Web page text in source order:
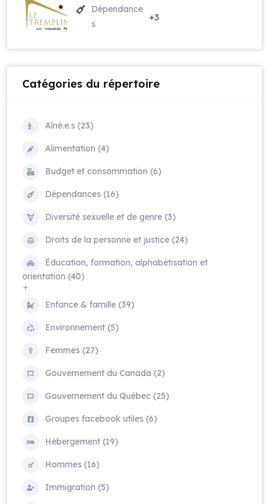
Dépendance
s
+3
Catégories du répertoire
Aîné.e.s (23)
Alimentation (4)
Budget et consommation (6)
Dépendances (16)
Diversité sexuelle et de genre (3)
Droits de la personne et justice (24)
Éducation, formation, alphabétisation et
orientation (40)
Enfance & famille (39)
Environnement (5)
Femmes (27)
Gouvernement du Canada (2)
Gouvernement du Québec (25)
Groupes facebook utiles (6)
Hébergement (19)
Hommes (16)
Immigration (5)